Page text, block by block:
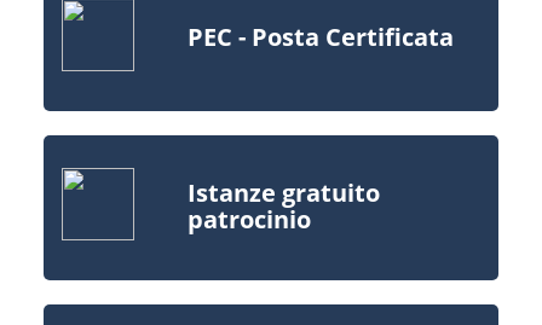
PEC - Posta Certificata
Istanze gratuito
patrocinio